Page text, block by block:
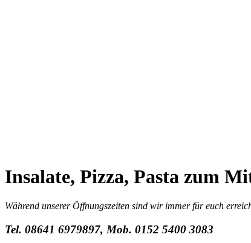
Insalate, Pizza, Pasta zum
Während unserer Öffnungszeiten sind wir immer für euch
Tel. 08641 6979897, Mob. 0152 5400 3083